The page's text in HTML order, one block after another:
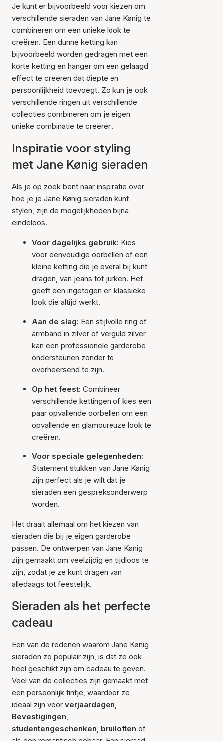
Je kunt er bijvoorbeeld voor kiezen om
verschillende sieraden van Jane Kønig te
combineren om een unieke look te
creëren. Een dunne ketting kan
bijvoorbeeld worden gedragen met een
korte ketting en hanger om een gelaagd
effect te creëren dat diepte en
persoonlijkheid toevoegt. Zo kun je ook
verschillende ringen uit verschillende
collecties combineren om je eigen
unieke combinatie te creëren.
Inspiratie voor styling
met Jane Kønig sieraden
Als je op zoek bent naar inspiratie over
hoe je je Jane Kønig sieraden kunt
stylen, zijn de mogelijkheden bijna
eindeloos.
Voor dagelijks gebruik: Kies
voor eenvoudige oorbellen of een
kleine ketting die je overal bij kunt
dragen, van jeans tot jurken. Het
geeft een ingetogen en klassieke
look die altijd werkt.
Aan de slag: Een stijlvolle ring of
armband in zilver of verguld zilver
kan een professionele garderobe
ondersteunen zonder te
overheersend te zijn.
Op het feest: Combineer
verschillende kettingen of kies een
paar opvallende oorbellen om een
opvallende en glamoureuze look te
creëren.
Voor speciale gelegenheden:
Statement stukken van Jane Kønig
zijn perfect als je wilt dat je
sieraden een gespreksonderwerp
worden.
Het draait allemaal om het kiezen van
sieraden die bij je eigen garderobe
passen. De ontwerpen van Jane Kønig
zijn gemaakt om veelzijdig en tijdloos te
zijn, zodat je ze kunt dragen van
alledaags tot feestelijk.
Sieraden als het perfecte
cadeau
Een van de redenen waarom Jane Kønig
sieraden zo populair zijn, is dat ze ook
heel geschikt zijn om cadeau te geven.
Veel van de collecties zijn gemaakt met
een persoonlijk tintje, waardoor ze
ideaal zijn voor verjaardagen,
Bevestigingen,
studentengeschenken, bruiloften of